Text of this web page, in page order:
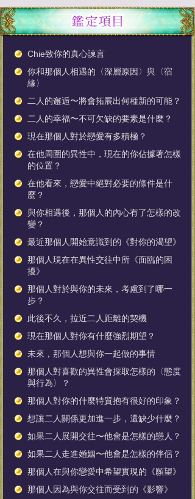
Chie致你的真心諫言
你和那個人相遇的〈深層原因〉與〈宿
緣〉
二人的邂逅〜將會拓展出何種新的可能？
二人的幸福〜不可欠缺的要素是什麼？
現在那個人對於戀愛有多積極？
在他周圍的異性中，現在的你佔據著怎樣
的位置？
在他看來，戀愛中絕對必要的條件是什
麼？
與你相遇後，那個人的內心有了怎樣的改
變？
最近那個人開始意識到的《對你的渴望》
那個人現在在異性交往中所《面臨的困
擾》
那個人對於與你的未來，考慮到了哪一
步？
此後不久，拉近二人距離的契機
現在那個人對你有什麼強烈期望？
未來，那個人想與你一起做的事情
那個人對喜歡的異性會採取怎樣的〈態度
與行為〉？
那個人對你的什麼特質抱有很好的印象？
想讓二人關係更加進一步，還缺少什麼？
如果二人展開交往〜他會是怎樣的戀人？
如果二人走進婚姻〜他會是怎樣的伴侶？
那個人在與你戀愛中希望實現的《願望》
那個人因為與你交往而受到的《影響》